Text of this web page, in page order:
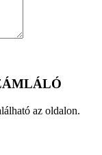
az oldalon.